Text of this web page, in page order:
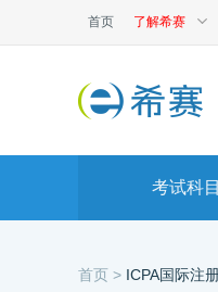
首页 了解希赛
考试科目
首页 > ICPA国际注